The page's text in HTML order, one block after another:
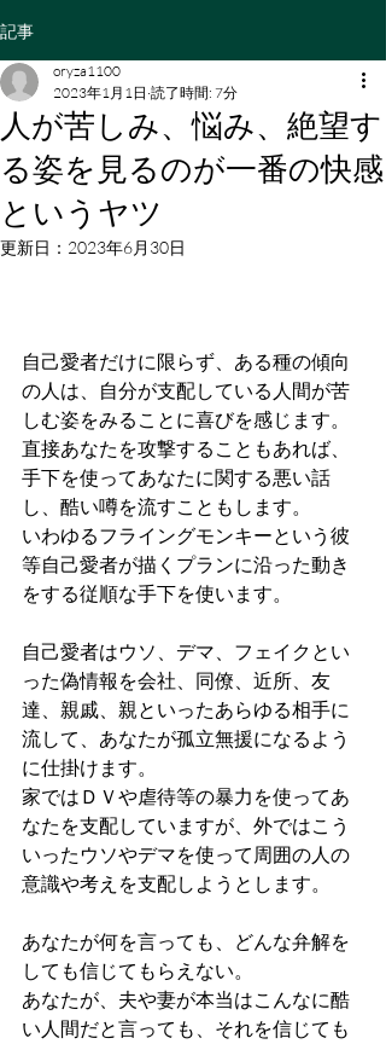
記事
人が苦しみ、悩み、絶望す
る姿を見るのが一番の快感
というヤツ
oryza1100
2023年1月1日 読了時間: 7分
更新日： 2023年6月30日
自己愛者だけに限らず、ある種の傾向
の人は、自分が支配している人間が苦
しむ姿をみることに喜びを感じます。
直接あなたを攻撃することもあれば、
手下を使ってあなたに関する悪い話
し、酷い噂を流すこともします。
いわゆるフライングモンキーという彼
等自己愛者が描くプランに沿った動き
をする従順な手下を使います。
自己愛者はウソ、デマ、フェイクとい
った偽情報を会社、同僚、近所、友
達、親戚、親といったあらゆる相手に
流して、あなたが孤立無援になるよう
に仕掛けます。
家ではＤＶや虐待等の暴力を使ってあ
なたを支配していますが、外ではこう
いったウソやデマを使って周囲の人の
意識や考えを支配しようとします。
あなたが何を言っても、どんな弁解を
しても信じてもらえない。
あなたが、夫や妻が本当はこんなに酷
い人間だと言っても、それを信じても